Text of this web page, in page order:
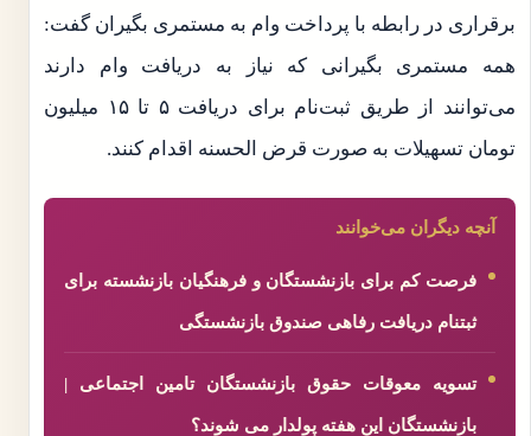
برقراری در رابطه با پرداخت وام به مستمری بگیران گفت:
همه مستمری بگیرانی که نیاز به دریافت وام دارند
می‌توانند از طریق ثبت‌نام برای دریافت ۵ تا ۱۵ میلیون
تومان تسهیلات به صورت قرض الحسنه اقدام کنند.
آنچه دیگران می‌خوانند
فرصت کم برای بازنشستگان و فرهنگیان بازنشسته برای
ثبتنام دریافت رفاهی صندوق بازنشستگی
تسویه معوقات حقوق بازنشستگان تامین اجتماعی |
بازنشستگان این هفته پولدار می شوند؟